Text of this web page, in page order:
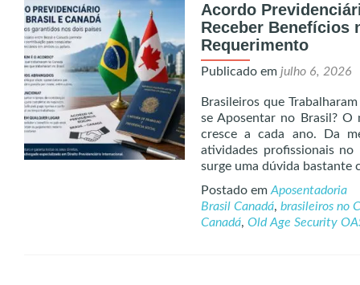
ONDE
ALERTA!
Acordo
Receber Benefícios
Requerimento
Publicado em julho 6, 2026
Brasileiros que
se Aposentar no Brasil? O
cresce a cada ano. Da
atividades profissionais no
surge uma dúvida bastante
Postado em Aposentadoria
Brasil Canadá, brasileiros no
Canadá, Old Age Security